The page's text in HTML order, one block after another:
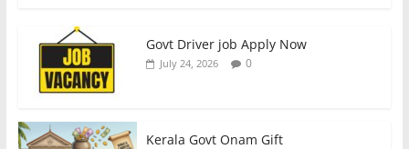
Govt Driver job Apply Now
July 24, 2026 0
Kerala Govt Onam Gift